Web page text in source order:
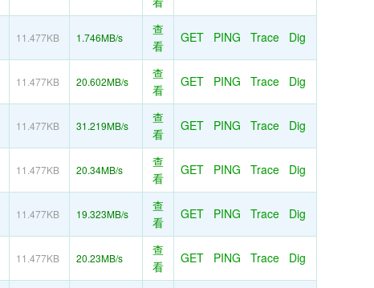
11.477KB 1.746MB/s
查
看
GET PING Trace Dig
11.477KB 20.602MB/s
查
看
GET PING Trace Dig
11.477KB 31.219MB/s
查
看
GET PING Trace Dig
11.477KB 20.34MB/s
查
看
GET PING Trace Dig
11.477KB 19.323MB/s
查
看
GET PING Trace Dig
11.477KB 20.23MB/s
查
看
GET PING Trace Dig